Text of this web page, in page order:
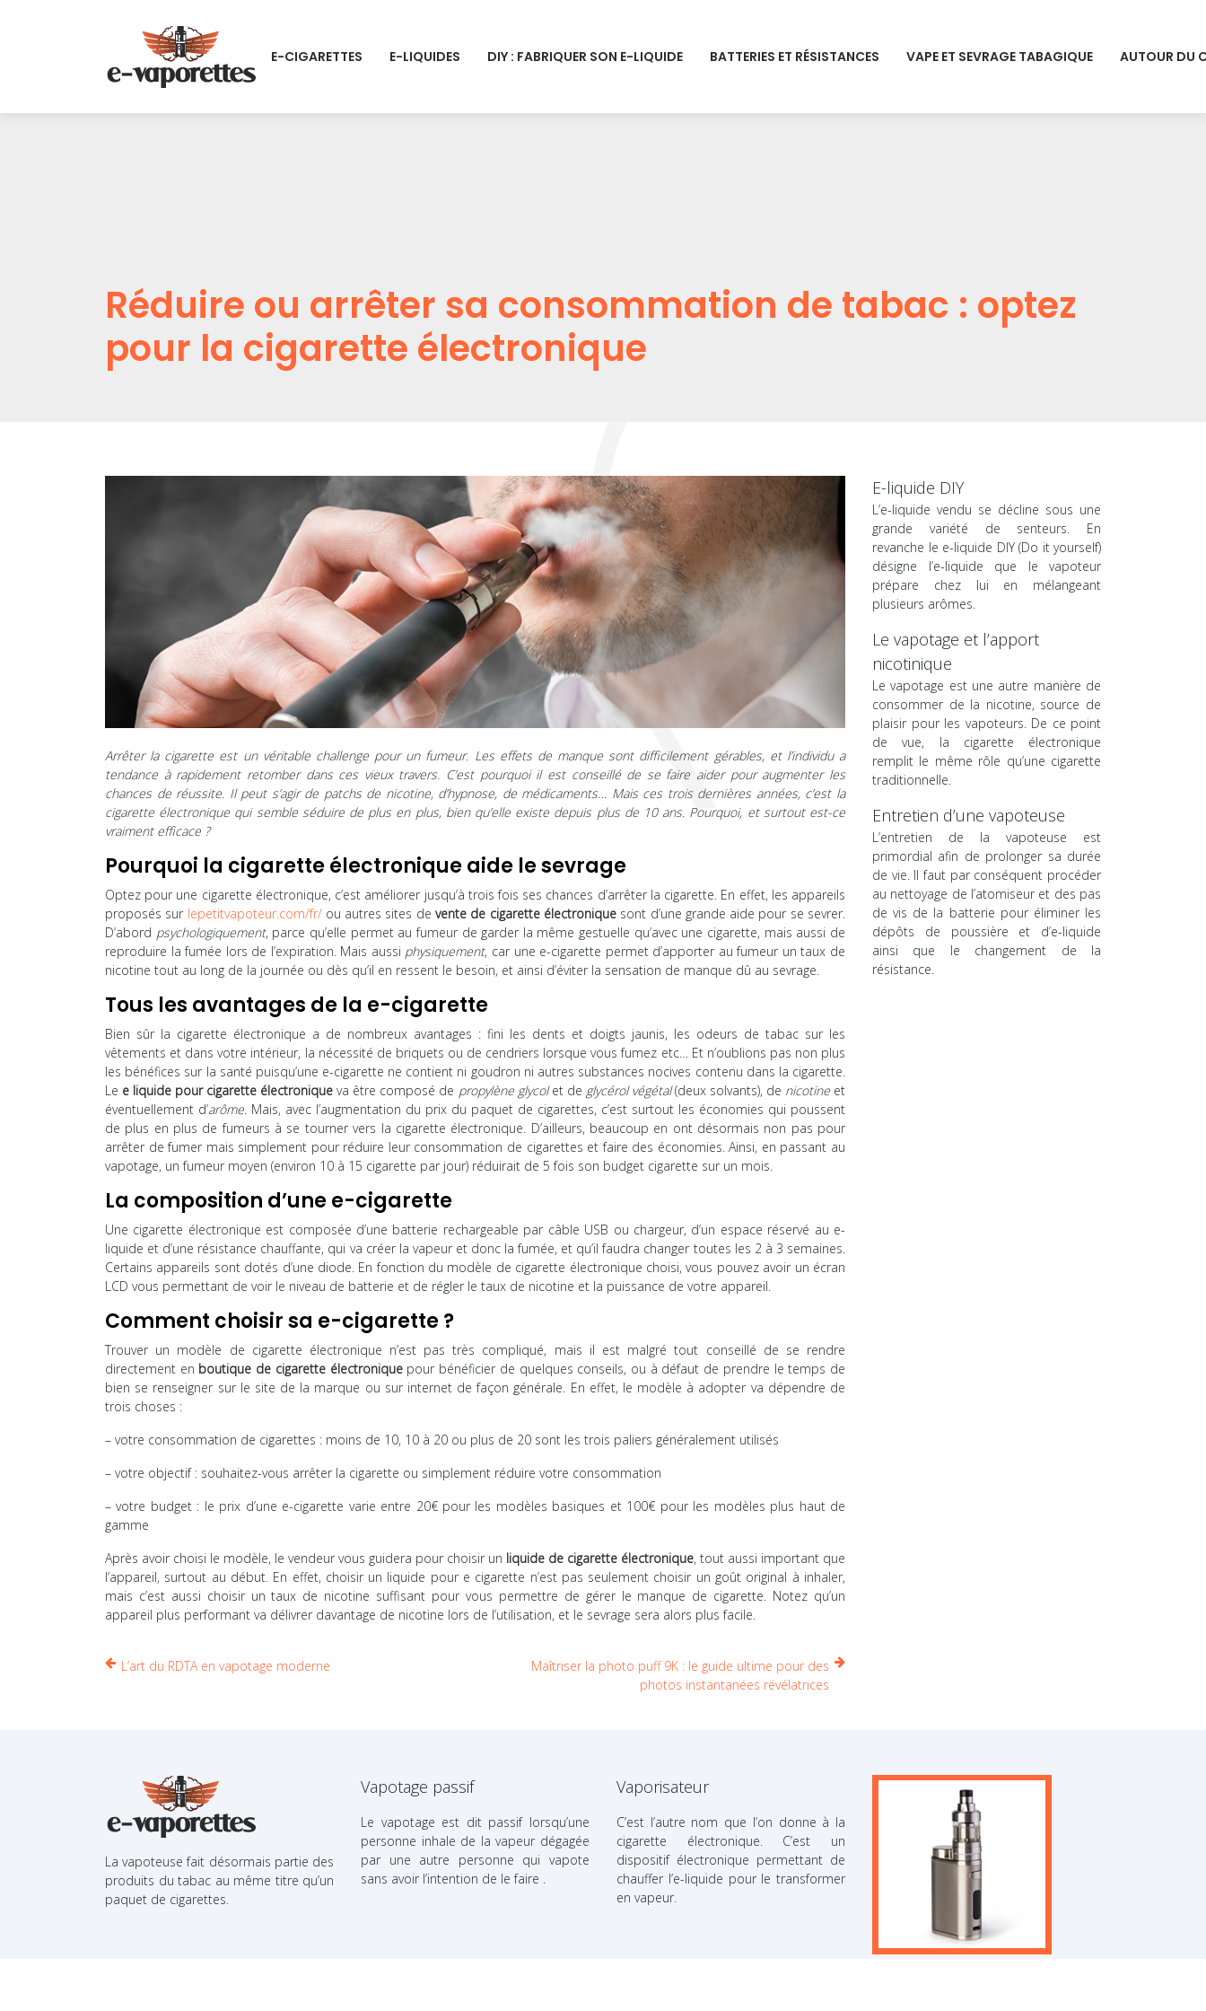
E-CIGARETTES E-LIQUIDES DIY : FABRIQUER SON E-LIQUIDE BATTERIES ET RÉSISTANCES VAPE ET SEVRAGE TABAGIQUE AUTOUR DU
Réduire ou arrêter sa consommation de tabac : optez
pour la cigarette électronique
Arrêter la cigarette est un véritable challenge pour un fumeur. Les effets de manque sont difficilement gérables, et l’individu a
tendance à rapidement retomber dans ces vieux travers. C’est pourquoi il est conseillé de se faire aider pour augmenter les
chances de réussite. Il peut s’agir de patchs de nicotine, d’hypnose, de médicaments… Mais ces trois dernières années, c’est la
cigarette électronique qui semble séduire de plus en plus, bien qu’elle existe depuis plus de 10 ans. Pourquoi, et surtout est-ce
vraiment efficace ?
Pourquoi la cigarette électronique aide le sevrage
Optez pour une cigarette électronique, c’est améliorer jusqu’à trois fois ses chances d’arrêter la cigarette. En effet, les appareils
proposés sur lepetitvapoteur.com/fr/ou autres sites de vente de cigarette électronique sont d’une grande aide pour se sevrer.
D’abord psychologiquement, parce qu’elle permet au fumeur de garder la même gestuelle qu’avec une cigarette, mais aussi de
reproduire la fumée lors de l’expiration. Mais aussi physiquement, car une e-cigarette permet d’apporter au fumeur un taux de
nicotine tout au long de la journée ou dès qu’il en ressent le besoin, et ainsi d’éviter la sensation de manque dû au sevrage.
Tous les avantages de la e-cigarette
Bien sûr la cigarette électronique a de nombreux avantages : fini les dents et doigts jaunis, les odeurs de tabac sur les
vêtements et dans votre intérieur, la nécessité de briquets ou de cendriers lorsque vous fumez etc… Et n’oublions pas non plus
les bénéfices sur la santé puisqu’une e-cigarette ne contient ni goudron ni autres substances nocives contenu dans la cigarette.
Le e liquide pour cigarette électronique va être composé de propylène glycolet de glycérol végétal(deux solvants), de nicotine et
éventuellement d’arôme. Mais, avec l’augmentation du prix du paquet de cigarettes, c’est surtout les économies qui poussent
de plus en plus de fumeurs à se tourner vers la cigarette électronique. D’ailleurs, beaucoup en ont désormais non pas pour
arrêter de fumer mais simplement pour réduire leur consommation de cigarettes et faire des économies. Ainsi, en passant au
vapotage, un fumeur moyen (environ 10 à 15 cigarette par jour) réduirait de 5 fois son budget cigarette sur un mois.
La composition d’une e-cigarette
Une cigarette électronique est composée d’une batterie rechargeable par câble USB ou chargeur, d’un espace réservé au e-
liquide et d’une résistance chauffante, qui va créer la vapeur et donc la fumée, et qu’il faudra changer toutes les 2 à 3 semaines.
Certains appareils sont dotés d’une diode. En fonction du modèle de cigarette électronique choisi, vous pouvez avoir un écran
LCD vous permettant de voir le niveau de batterie et de régler le taux de nicotine et la puissance de votre appareil.
Comment choisir sa e-cigarette ?
Trouver un modèle de cigarette électronique n’est pas très compliqué, mais il est malgré tout conseillé de se rendre
directement en boutique de cigarette électroniquepour bénéficier de quelques conseils, ou à défaut de prendre le temps de
bien se renseigner sur le site de la marque ou sur internet de façon générale. En effet, le modèle à adopter va dépendre de
trois choses :
– votre consommation de cigarettes : moins de 10, 10 à 20 ou plus de 20 sont les trois paliers généralement utilisés
– votre objectif : souhaitez-vous arrêter la cigarette ou simplement réduire votre consommation
– votre budget : le prix d’une e-cigarette varie entre 20€ pour les modèles basiques et 100€ pour les modèles plus haut de
gamme
Après avoir choisi le modèle, le vendeur vous guidera pour choisir un liquide de cigarette électronique, tout aussi important que
l’appareil, surtout au début. En effet, choisir un liquide pour e cigarette n’est pas seulement choisir un goût original à inhaler,
mais c’est aussi choisir un taux de nicotine suffisant pour vous permettre de gérer le manque de cigarette. Notez qu’un
appareil plus performant va délivrer davantage de nicotine lors de l’utilisation, et le sevrage sera alors plus facile.
L’art du RDTA en vapotage moderne
Maîtriser la photo puff 9K : le guide ultime pour des
photos instantanées révélatrices
E-liquide DIY
L’e-liquide vendu se décline sous une
grande variété de senteurs. En
revanche le e-liquide DIY (Do it yourself)
désigne l’e-liquide que le vapoteur
prépare chez lui en mélangeant
plusieurs arômes.
Le vapotage et l’apport
nicotinique
Le vapotage est une autre manière de
consommer de la nicotine, source de
plaisir pour les vapoteurs. De ce point
de vue, la cigarette électronique
remplit le même rôle qu’une cigarette
traditionnelle.
Entretien d’une vapoteuse
L’entretien de la vapoteuse est
primordial afin de prolonger sa durée
de vie. Il faut par conséquent procéder
au nettoyage de l’atomiseur et des pas
de vis de la batterie pour éliminer les
dépôts de poussière et d’e-liquide
ainsi que le changement de la
résistance.
La vapoteuse fait désormais partie des
produits du tabac au même titre qu’un
paquet de cigarettes.
Vapotage passif
Le vapotage est dit passif lorsqu’une
personne inhale de la vapeur dégagée
par une autre personne qui vapote
sans avoir l’intention de le faire .
Vaporisateur
C’est l’autre nom que l’on donne à la
cigarette électronique. C’est un
dispositif électronique permettant de
chauffer l’e-liquide pour le transformer
en vapeur.